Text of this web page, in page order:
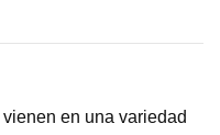
vienen en una variedad